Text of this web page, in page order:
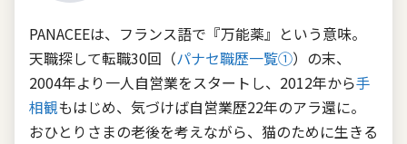
PANACEEは、フランス語で『万能薬』という意味。
天職探して転職30回（パナセ職歴一覧①）の末、
2004年より一人自営業をスタートし、2012年から手
相観もはじめ、気づけば自営業歴22年のアラ還に。
おひとりさまの老後を考えながら、猫のために生きる